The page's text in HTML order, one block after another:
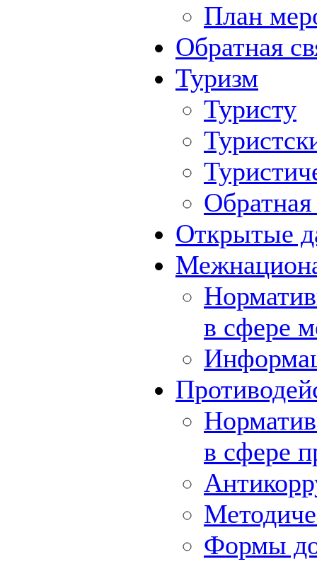
План
Обратная
Туризм
Туристу
Обратная
Открытые
в сфере
в сфере
Формы